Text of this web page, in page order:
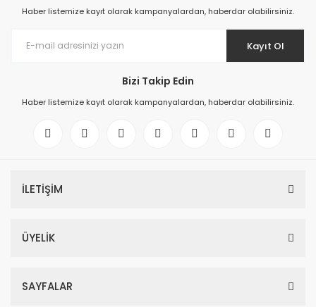
Haber listemize kayıt olarak kampanyalardan, haberdar olabilirsiniz.
Kayıt Ol
Bizi Takip Edin
Haber listemize kayıt olarak kampanyalardan, haberdar olabilirsiniz.
İLETİŞİM
ÜYELİK
SAYFALAR